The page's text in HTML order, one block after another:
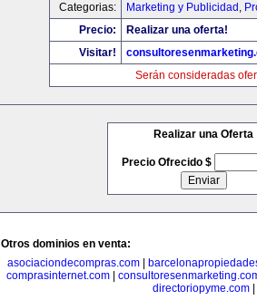
Categorias:
Marketing y Publicidad ,
Precio:
Realizar una oferta!
Visitar!
Serán consideradas
Realizar una Oferta
Precio Ofrecido $
Otros dominios en venta:
asociaciondecompras.com|
comprasinternet.com|
directoriopyme.com|